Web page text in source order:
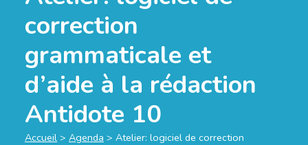
correction
grammaticale et
d’aide à la rédaction
Antidote 10
Accueil > Agenda > Atelier: logiciel de correction